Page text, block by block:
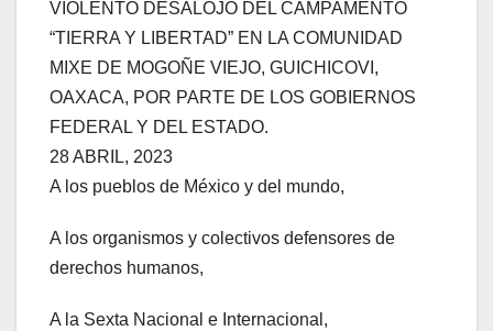
VIOLENTO DESALOJO DEL CAMPAMENTO
“TIERRA Y LIBERTAD” EN LA COMUNIDAD
MIXE DE MOGOÑE VIEJO, GUICHICOVI,
OAXACA, POR PARTE DE LOS GOBIERNOS
FEDERAL Y DEL ESTADO.
28 ABRIL, 2023
A los pueblos de México y del mundo,
A los organismos y colectivos defensores de
derechos humanos,
A la Sexta Nacional e Internacional,